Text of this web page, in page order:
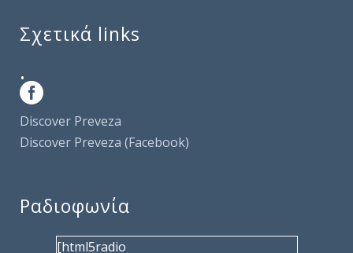
Σχετικά links
.
Discover Preveza
Discover Preveza (Facebook)
Ραδιοφωνία
[html5radio